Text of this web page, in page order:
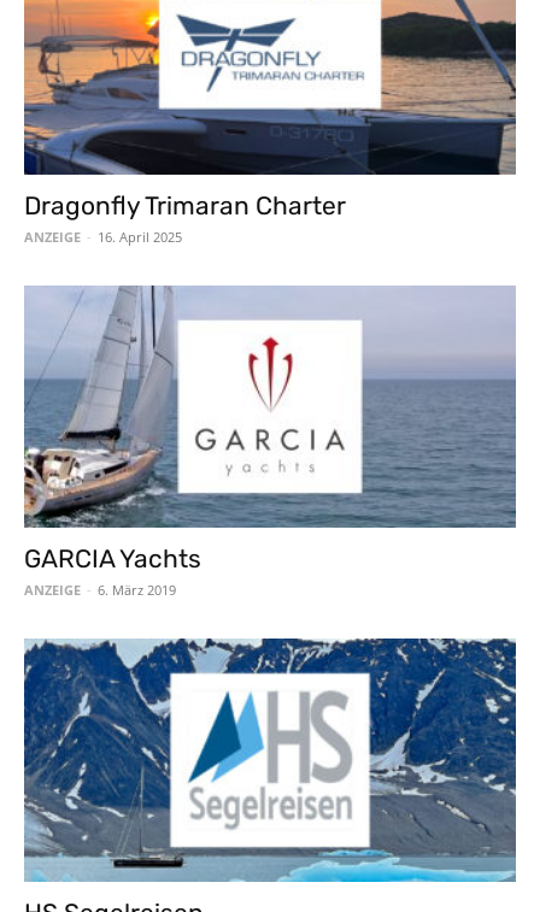
Dragonfly Trimaran Charter
ANZEIGE - 16. April 2025
GARCIA Yachts
ANZEIGE - 6. März 2019